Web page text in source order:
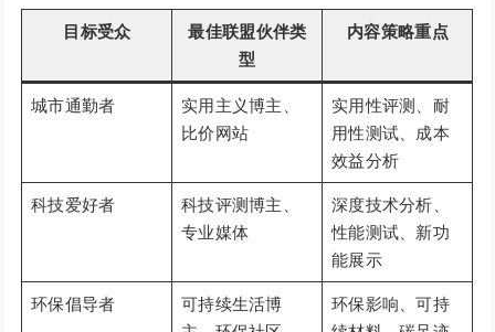
目标受众
最佳联盟伙伴类
型
内容策略重点
城市通勤者
实用主义博主、
比价网站
实用性评测、耐
用性测试、成本
效益分析
科技爱好者
科技评测博主、
专业媒体
深度技术分析、
性能测试、新功
能展示
环保倡导者
可持续生活博
环保影响、可持